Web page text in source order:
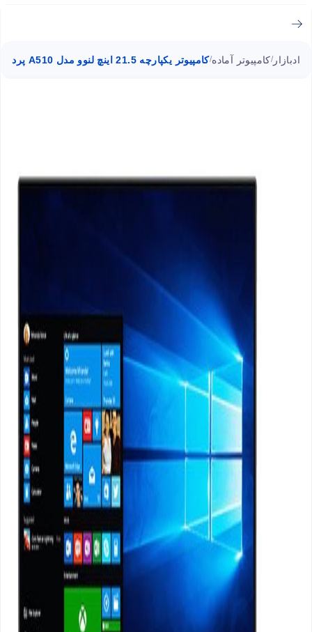
ادبازار /کامپیوتر آماده/کامپیوتر یکپارچه 21.5 اینچ لنوو مدل A510 پردازنده i3